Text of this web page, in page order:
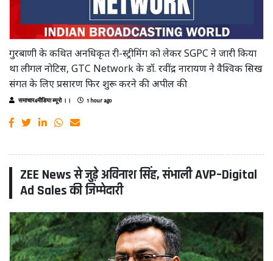
गुरबाणी के कथित अनधिकृत री-स्ट्रीमिंग को लेकर SGPC ने जारी किया
था लीगल नोटिस, GTC Network के डॉ. रवींद्र नारायण ने वैश्विक सिख
संगत के लिए प्रसारण फिर शुरू करने की अपील की
समाचार4मीडिया ब्यूरो ।। 1 hour ago
ZEE News से जुड़े अविनाश सिंह, संभाली AVP–Digital
Ad Sales की जिम्मेदारी